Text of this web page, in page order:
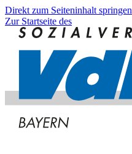
Direkt zum Seiteninhalt springen
Zur Startseite des